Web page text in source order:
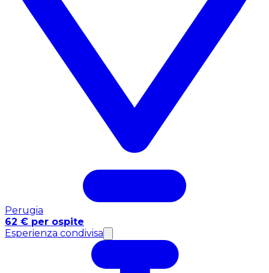
Perugia
62 € per ospite
Esperienza condivisa